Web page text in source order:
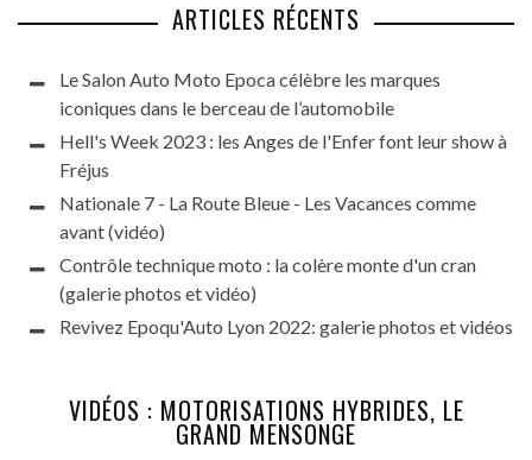
ARTICLES RÉCENTS
Le Salon Auto Moto Epoca célèbre les marques
iconiques dans le berceau de l’automobile
Hell's Week 2023 : les Anges de l'Enfer font leur show à
Fréjus
Nationale 7 - La Route Bleue - Les Vacances comme
avant (vidéo)
Contrôle technique moto : la colère monte d'un cran
(galerie photos et vidéo)
Revivez Epoqu'Auto Lyon 2022: galerie photos et vidéos
VIDÉOS : MOTORISATIONS HYBRIDES, LE
GRAND MENSONGE